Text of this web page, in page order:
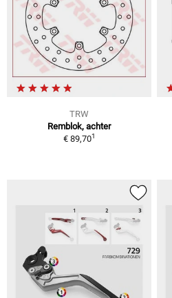
TRW
Remblok, achter
€ 89,701